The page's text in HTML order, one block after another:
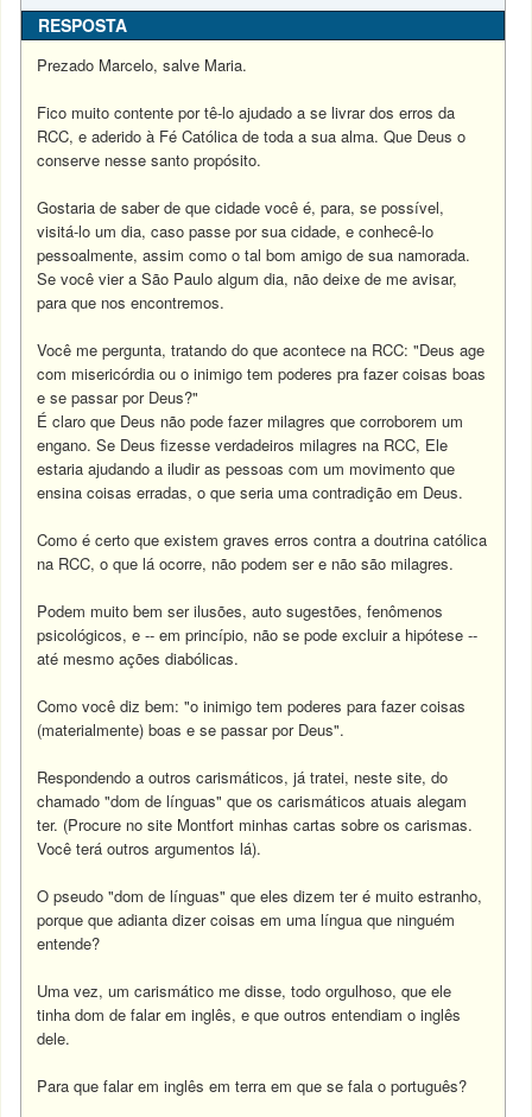
RESPOSTA
Prezado Marcelo, salve Maria.
Fico muito contente por tê-lo ajudado a se livrar dos erros da
RCC, e aderido à Fé Católica de toda a sua alma. Que Deus o
conserve nesse santo propósito.
Gostaria de saber de que cidade você é, para, se possível,
visitá-lo um dia, caso passe por sua cidade, e conhecê-lo
pessoalmente, assim como o tal bom amigo de sua namorada.
Se você vier a São Paulo algum dia, não deixe de me avisar,
para que nos encontremos.
Você me pergunta, tratando do que acontece na RCC: "Deus age
com misericórdia ou o inimigo tem poderes pra fazer coisas boas
e se passar por Deus?"
É claro que Deus não pode fazer milagres que corroborem um
engano. Se Deus fizesse verdadeiros milagres na RCC, Ele
estaria ajudando a iludir as pessoas com um movimento que
ensina coisas erradas, o que seria uma contradição em Deus.
Como é certo que existem graves erros contra a doutrina católica
na RCC, o que lá ocorre, não podem ser e não são milagres.
Podem muito bem ser ilusões, auto sugestões, fenômenos
psicológicos, e -- em princípio, não se pode excluir a hipótese --
até mesmo ações diabólicas.
Como você diz bem: "o inimigo tem poderes para fazer coisas
(materialmente) boas e se passar por Deus".
Respondendo a outros carismáticos, já tratei, neste site, do
chamado "dom de línguas" que os carismáticos atuais alegam
ter. (Procure no site Montfort minhas cartas sobre os carismas.
Você terá outros argumentos lá).
O pseudo "dom de línguas" que eles dizem ter é muito estranho,
porque que adianta dizer coisas em uma língua que ninguém
entende?
Uma vez, um carismático me disse, todo orgulhoso, que ele
tinha dom de falar em inglês, e que outros entendiam o inglês
dele.
Para que falar em inglês em terra em que se fala o português?